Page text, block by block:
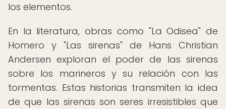
los elementos.
En la literatura, obras como "La Odisea" de
Homero y "Las sirenas" de Hans Christian
Andersen exploran el poder de las sirenas
sobre los marineros y su relación con las
tormentas. Estas historias transmiten la idea
de que las sirenas son seres irresistibles que